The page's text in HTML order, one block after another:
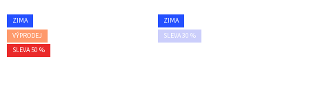
ZIMA
VÝPRODEJ
SLEVA 50 %
ZIMA
SLEVA 30 %